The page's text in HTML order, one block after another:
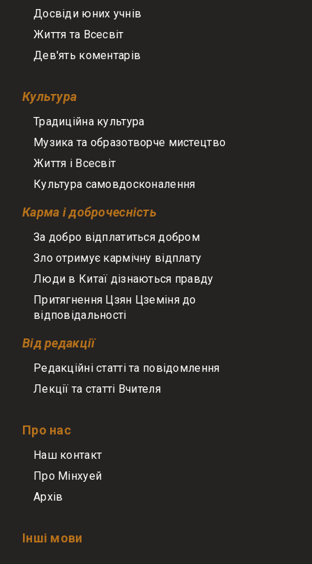
Досвіди юних учнів
Життя та Всесвіт
Дев'ять коментарів
Культура
Традиційна культура
Музика та образотворче мистецтво
Життя і Всесвіт
Культура самовдосконалення
Карма і доброчесність
За добро відплатиться добром
Зло отримує кармічну відплату
Люди в Китаї дізнаються правду
Притягнення Цзян Цземіня до
відповідальності
Від редакції
Редакційні статті та повідомлення
Лекції та статті Вчителя
Про нас
Наш контакт
Про Мінхуей
Архів
Інші мови